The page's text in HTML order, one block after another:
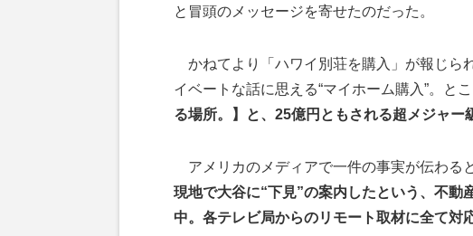
と冒頭のメッセージを寄せたのだった。
かねてより「ハワイ別荘を購入」が報じら
イベートな話に思える“マイホーム購入”。とこ
る場所。】と、25億円ともされる超メジャー
アメリカのメディアで一件の事実が伝わる
現地で大谷に“下見”の案内したという、不動
中。各テレビ局からのリモート取材に全て対